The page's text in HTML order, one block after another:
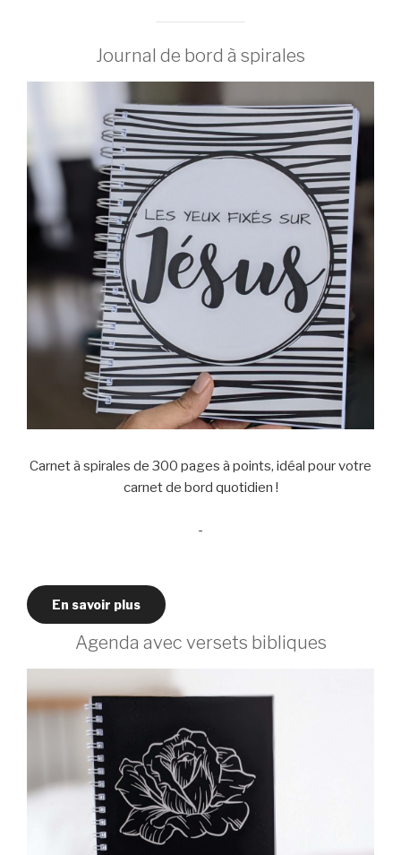
Journal de bord à spirales
Carnet à spirales de 300 pages à points, idéal pour votre
carnet de bord quotidien !
-
En savoir plus
Agenda avec versets bibliques